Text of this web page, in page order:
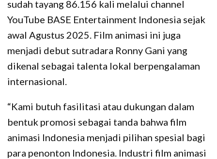
sudah tayang 86.156 kali melalui channel
YouTube BASE Entertainment Indonesia sejak
awal Agustus 2025. Film animasi ini juga
menjadi debut sutradara Ronny Gani yang
dikenal sebagai talenta lokal berpengalaman
internasional.
“Kami butuh fasilitasi atau dukungan dalam
bentuk promosi sebagai tanda bahwa film
animasi Indonesia menjadi pilihan spesial bagi
para penonton Indonesia. Industri film animasi